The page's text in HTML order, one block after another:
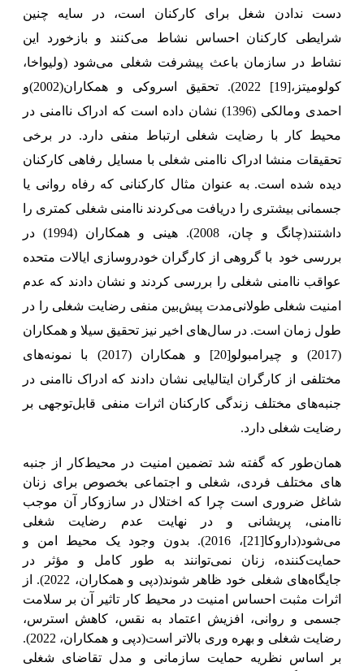
دست ندادن شغل برای کارکنان است، در سایه چنین
شرایطی کارکنان احساس نشاط می‌کنند و بازخورد این
نشاط در سازمان باعث پیشرفت شغلی می‌شود (ولیواخا،
کولومیتز،[19]
تحقیق اسروکی و همکاران(2002)و
احمدی ومالکی (1396) نشان داده است که ادراک ناامنی در
محیط کار با رضایت شغلی ارتباط منفی دارد. در برخی
تحقیقات منشا ادراک ناامنی شغلی با مسایل رفاهی کارکنان
دیده شده است. به عنوان مثال کارکنانی که رفاه روانی یا
جسمانی بیشتری را دریافت می‌کردند ناامنی شغلی کمتری را
داشتند(چانگ و چان، 2008). هینی و همکاران (1994) در
بررسی خود با گروهی از کارگران خودروسازی ایالات متحده
عواقب ناامنی شغلی را بررسی کردند و نشان دادند که عدم
امنیت شغلی طولانی‌مدت پیش‌بین منفی رضایت شغلی را در
طول زمان است. در سال‌های اخیر نیز تحقیق سیلا و همکاران
(2017) و چیرامبولو
[20]
و همکاران (2017) با نمونه‌های
مختلفی از کارگران ایتالیایی نشان دادند که ادراک ناامنی در
جنبه‌های مختلف زندگی کارکنان اثرات منفی قابل‌توجهی بر
رضایت شغلی دارد.
همان‌طور که گفته شد تضمین امنیت در محیط‌کار از جنبه
های مختلف فردی، شغلی و اجتماعی بخصوص برای زنان
شاغل ضروری است چرا که اختلال در ساز‌و‌کار آن موجب
ناامنی، پریشانی و در نهایت عدم رضایت شغلی
می‌شود(داروکا[21]
، 2016). بدون وجود یک محیط امن و
حمایت‌کننده، زنان نمی‌توانند به طور کامل و مؤثر در
جایگاه‌های شغلی خود ظاهر شوند(دپی و همکاران، 2022). از
اثرات مثبت احساس امنیت در محیط کار تاثیر آن بر سلامت
جسمی و روانی، افزیش اعتماد به نقس، کاهش استرس،
رضایت شغلی و بهره وری بالاتر است(دپی و همکاران، 2022).
بر اساس نظریه حمایت سازمانی و مدل تقاضای شغلی